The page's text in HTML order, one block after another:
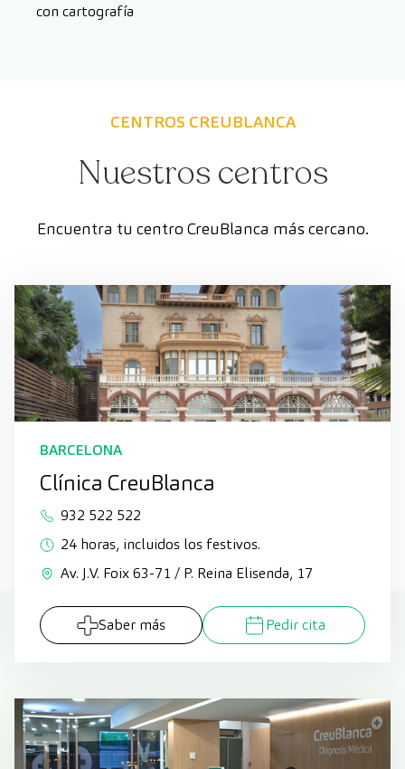
con cartografía
CENTROS CREUBLANCA
Nuestros centros
Encuentra tu centro CreuBlanca más cercano.
BARCELONA
Clínica CreuBlanca
932 522 522
24 horas, incluidos los festivos.
Av. J.V. Foix 63-71 / P. Reina Elisenda, 17
Saber más Pedir cita